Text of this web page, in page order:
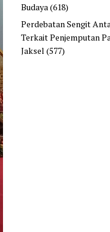
Budaya(618)
Perdebatan Sengit
Terkait Penjemputan
Jaksel (577)